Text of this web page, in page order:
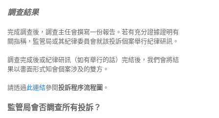
調查結果
完成調查後，調查主任會撰寫一份報告。若有充分證據證明有
關指稱，監管局或其紀律委員會就該投訴個案舉行紀律研訊。
調查完成後或紀律研訊（如有舉行的話）完結後，我們會將結
果以書面形式知會個案涉及的雙方。
請透過此連結參閱投訴程序流程圖 。
監管局會否調查所有投訴？